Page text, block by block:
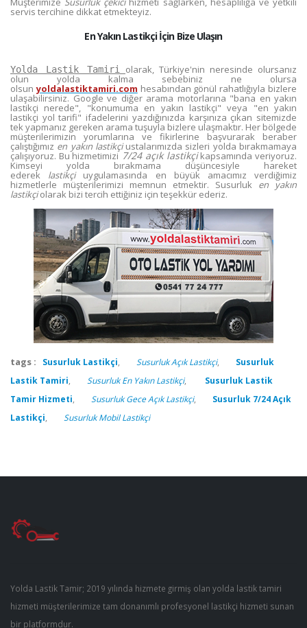
servis tercihine dikkat etmekteyiz.
En Yakın Lastikçi İçin Bize Ulaşın
Yolda Lastik Tamiri olarak, Türkiye'nin neresinde olursanız
olun yolda kalma sebebiniz ne olursa
olsunyoldalastiktamiri.com hesabından gönül rahatlığıyla bizlere
ulaşabilirsiniz. Google ve diğer arama motorlarına "bana en yakın
lastikçi nerede", "konumuma en yakın lastikçi" veya "en yakın
lastikçi yol tarifi" ifadelerini yazdığınızda karşınıza çıkan sitemizde
tek yapmanız gereken arama tuşuyla bizlere ulaşmaktır. Her bölgede
müşterilerimizin yorumlarına ve fikirlerine başvurarak beraber
çalıştığımız en yakın lastikçiustalarımızda sizleri yolda bırakmamaya
çalışıyoruz. Bu hizmetimizi 7/24 açık lastikçikapsamında veriyoruz.
Kimseyi yolda bırakmama düşüncesiyle hareket
ederek lastikçi uygulamasında en büyük amacımız verdiğimiz
hizmetlerle müşterilerimizi memnun etmektir. Susurluk en yakın
lastikçiolarak bizi tercih ettiğiniz için teşekkür ederiz.
tags : Susurluk Lastikçi, Susurluk Açık Lastikçi, Susurluk
Lastik Tamiri, Susurluk En Yakın Lastikçi, Susurluk Lastik
Tamir Hizmeti, Susurluk Gece Açık Lastikçi, Susurluk 7/24 Açık
Lastikçi, Susurluk Mobil Lastikçi
Yolda Lastik Tamir; 2019 yılında hizmete girmiş olan yolda lastik tamiri
hizmeti müşterilerimize tam donanımlı profesyonel lastikçi hizmeti sunan
bir platformdur.